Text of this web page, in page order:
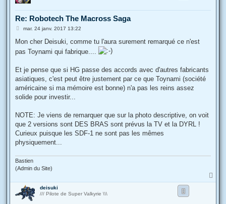
Re: Robotech The Macross Saga
M
s
a
mar. 24 janv. 2017 13:22
Mon cher Deisuki, comme tu l'aura surement remarqué ce n'est
pas Toynami qui fabrique....
Et je pense que si HG passe des accords avec d'autres fabricants
asiatiques, c'est peut être justement par ce que Toynami (société
américaine si ma mémoire est bonne) n'a pas les reins assez
solide pour investir...
NOTE: Je viens de remarquer que sur la photo descriptive, on voit
que 2 versions sont DES BRAS sont prévus la TV et la DYRL !
Curieux puisque les SDF-1 ne sont pas les mêmes
physiquement...
Bastien
(Admin du Site)
a
deisuki
/// Pilote de Super Valkyrie \\\